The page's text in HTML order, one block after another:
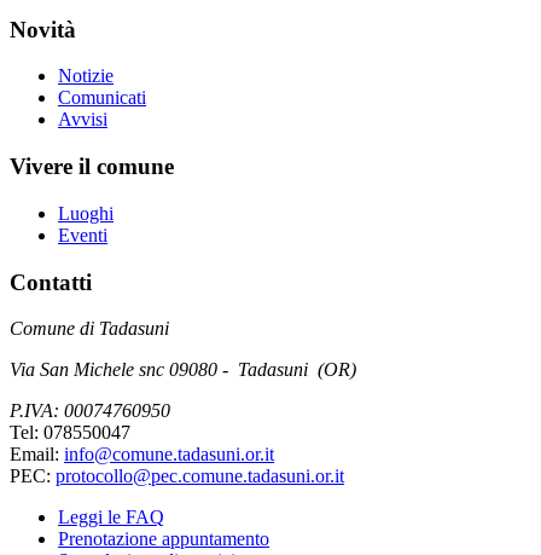
Novità
Notizie
Comunicati
Avvisi
Vivere il comune
Luoghi
Eventi
Contatti
Comune di Tadasuni
Via San Michele snc 09080 - Tadasuni (OR)
P.IVA: 00074760950
Tel: 078550047
Email: info@comune.tadasuni.or.it
PEC: protocollo@pec.comune.tadasuni.or.it
Leggi le FAQ
Prenotazione appuntamento